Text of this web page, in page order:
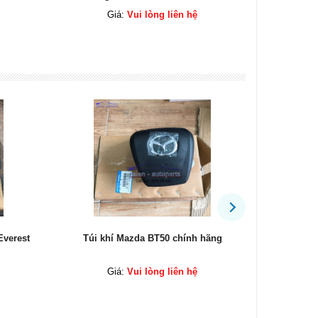
Giá:Vui lòng liên hệ
Quạt giàn lạnh táp lô Ford Ranger Ford
Giá:Vui lòng liên hệ